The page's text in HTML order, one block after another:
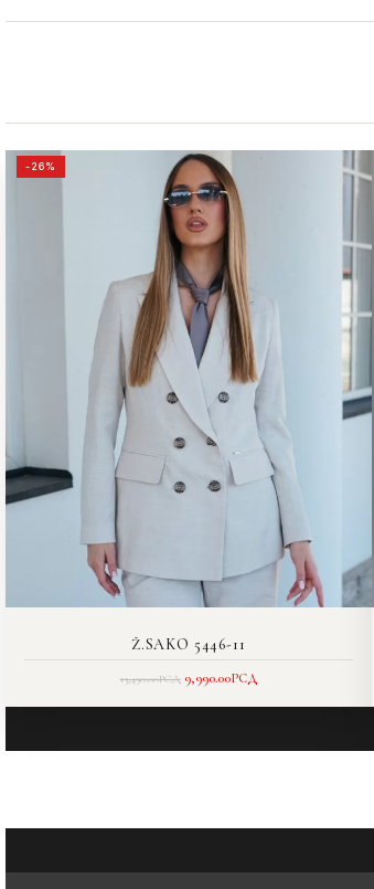
-26%
Ž.SAKO 5446-11
13,490.00РСД
ORIGINALNA
CENA
JE
BILA:
13,490.00РСД.
9,990.00РСД